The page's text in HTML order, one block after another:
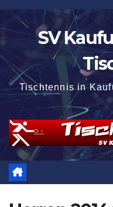
Zum
Inhalt
springen
SV
Tischtennis in